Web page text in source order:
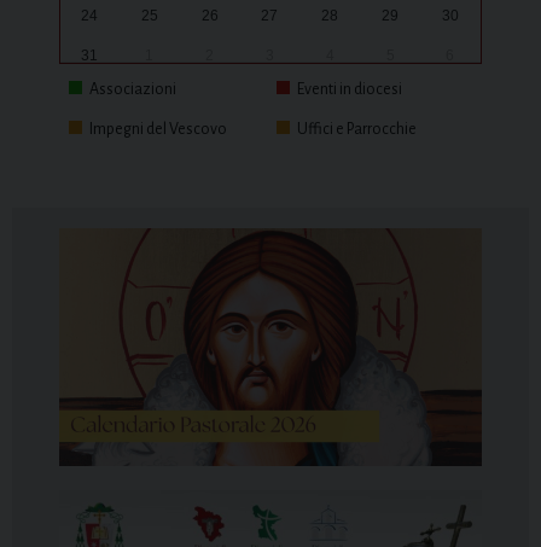
24 25 26 27 28 29 30
31
Associazioni
Eventi in diocesi
Impegni del Vescovo Uffici e Parrocchie